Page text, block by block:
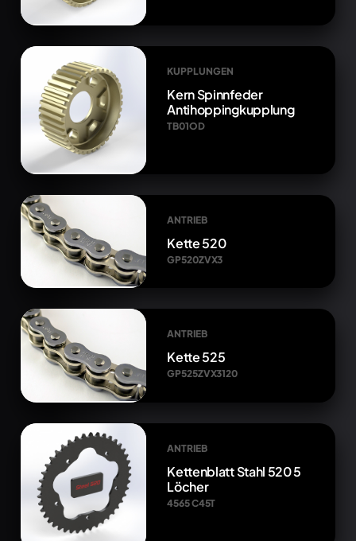
KUPPLUNGEN
Kern Spinnfeder
Antihoppingkupplung
TB01OD
ANTRIEB
Kette 520
GP520ZVX3
ANTRIEB
Kette 525
GP525ZVX3120
ANTRIEB
Kettenblatt Stahl 520 5
Löcher
4565 C45T